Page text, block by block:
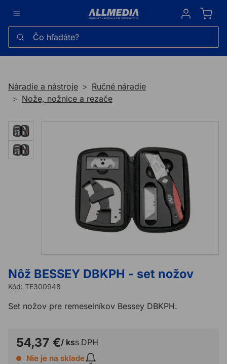
Sign in
Čo hľadáte?
Náradie a nástroje
Ručné náradie
Nože, nožnice a rezače
Nôž BESSEY DBKPH - set nožov
Kód: TE300948
Set nožov pre remeselníkov Bessey DBKPH.
54,37 €/ kss DPH
Nie je na sklade